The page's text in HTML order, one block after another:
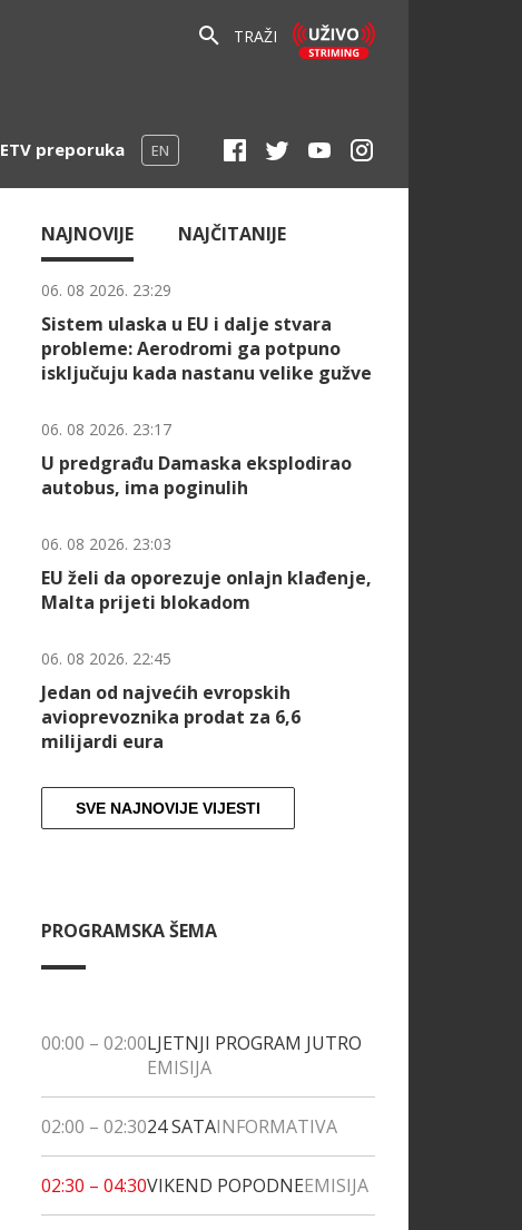
TRAŽI
ETV preporuka EN
NAJNOVIJE NAJČITANIJE
06. 08 2026. 23:29
Sistem ulaska u EU i dalje stvara
probleme: Aerodromi ga potpuno
isključuju kada nastanu velike gužve
06. 08 2026. 23:17
U predgrađu Damaska eksplodirao
autobus, ima poginulih
06. 08 2026. 23:03
EU želi da oporezuje onlajn klađenje,
Malta prijeti blokadom
06. 08 2026. 22:45
Jedan od najvećih evropskih
avioprevoznika prodat za 6,6
milijardi eura
SVE NAJNOVIJE VIJESTI
PROGRAMSKA ŠEMA
00:00 – 02:00LJETNJI PROGRAM JUTRO
EMISIJA
02:00 – 02:3024 SATAINFORMATIVA
02:30 – 04:30VIKEND POPODNEEMISIJA